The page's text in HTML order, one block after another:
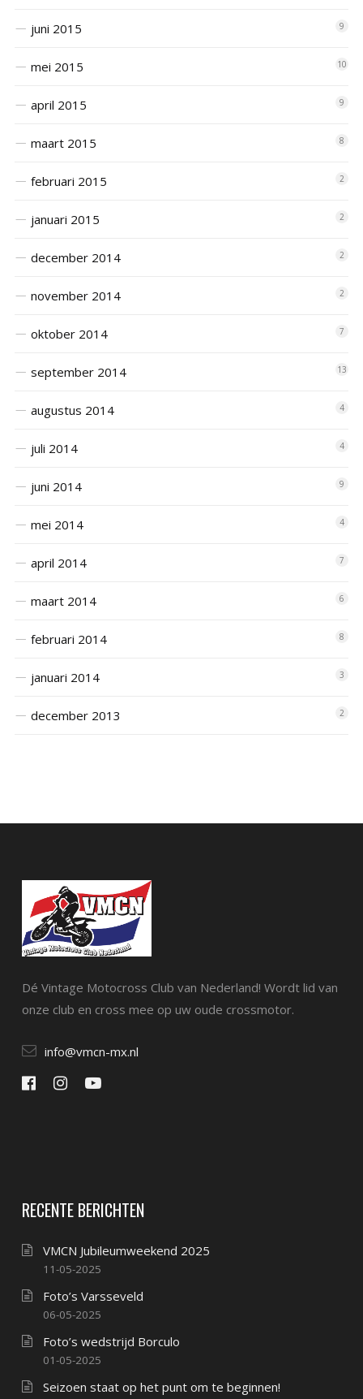
juni 2015 9
mei 2015 10
april 2015 9
maart 2015 8
februari 2015 2
januari 2015 2
december 2014 2
november 2014 2
oktober 2014 7
september 2014 13
augustus 2014 4
juli 2014 4
juni 2014 9
mei 2014 4
april 2014 7
maart 2014 6
februari 2014 8
januari 2014 3
december 2013 2
Dé Vintage Motocross Club van Nederland! Wordt lid van
onze club en cross mee op uw oude crossmotor.
info@vmcn-mx.nl
RECENTE BERICHTEN
VMCN Jubileumweekend 2025
11-05-2025
Foto’s Varsseveld
06-05-2025
Foto’s wedstrijd Borculo
01-05-2025
Seizoen staat op het punt om te beginnen!